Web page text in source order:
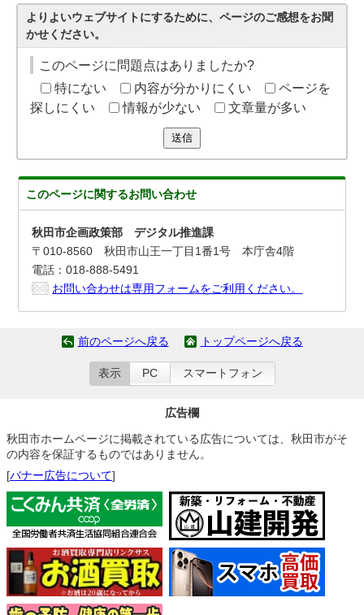
よりよいウェブサイトにするために、ページのご感想をお聞
かせください。
このページに問題点はありましたか?
特にない
内容が分かりにくい
ページを
探しにくい
情報が少ない 文章量が多い
送信
このページに関するお問い合わせ
秋田市企画政策部 デジタル推進課
〒010-8560 秋田市山王一丁目1番1号 本庁舎4階
電話：018-888-5491
お問い合わせは専用フォームをご利用ください。
前のページへ戻る トップページへ戻る
表示 PC スマートフォン
広告欄
秋田市ホームページに掲載されている広告については、秋田市がそ
の内容を保証するものではありません。
[バナー広告について]